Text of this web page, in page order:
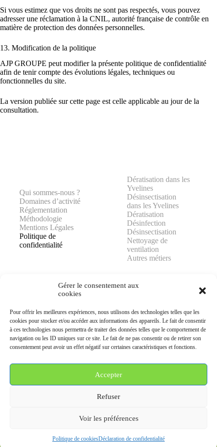
Gérer le consentement aux
cookies
Pour offrir les meilleures expériences, nous utilisons des technologies telles que les
cookies pour stocker et/ou accéder aux informations des appareils. Le fait de consentir
à ces technologies nous permettra de traiter des données telles que le comportement de
navigation ou les ID uniques sur ce site. Le fait de ne pas consentir ou de retirer son
consentement peut avoir un effet négatif sur certaines caractéristiques et fonctions.
Accepter
Refuser
Voir les préférences
Politique de cookiesDéclaration de confidentialité
Si vous estimez que vos droits ne sont pas respectés, vous pouvez
adresser une réclamation à la CNIL, autorité française de contrôle en
matière de protection des données personnelles.
13. Modification de la politique
AJP GROUPE peut modifier la présente politique de confidentialité
afin de tenir compte des évolutions légales, techniques ou
fonctionnelles du site.
La version publiée sur cette page est celle applicable au jour de la
consultation.
Qui sommes-nous ?
Domaines d’activité
Réglementation
Méthodologie
Mentions Légales
Politique de
confidentialité
Dératisation dans les
Yvelines
Désinsectisation
dans les Yvelines
Dératisation
Désinfection
Désinsectisation
Nettoyage de
ventilation
Autres métiers
AJP GROUPE
25 rue Lavoisier
78370 PLAISIR
06 99 92 25 05
Nous contacter
© 2026 AJP GROUPE ® — Tous droits réservés.
Phone Email Facebook LinkedIn